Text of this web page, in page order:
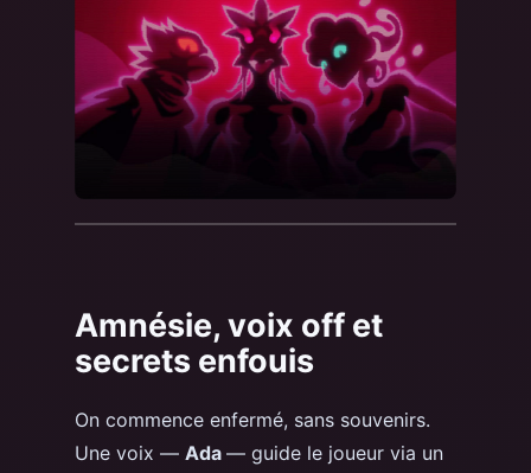
Amnésie, voix off et
secrets enfouis
On commence enfermé, sans souvenirs.
Une voix — Ada — guide le joueur via un